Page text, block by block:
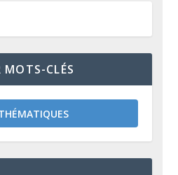
MOTS-CLÉS